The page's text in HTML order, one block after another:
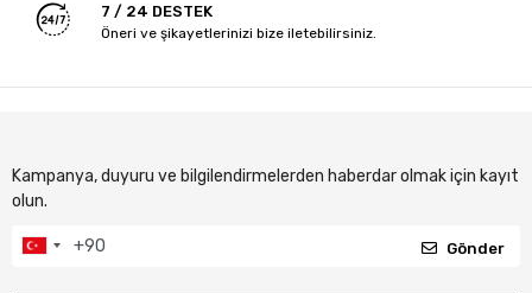
7 / 24 DESTEK
Öneri ve şikayetlerinizi bize iletebilirsiniz.
Kampanya, duyuru ve bilgilendirmelerden haberdar olmak için kayıt
olun.
Gönder